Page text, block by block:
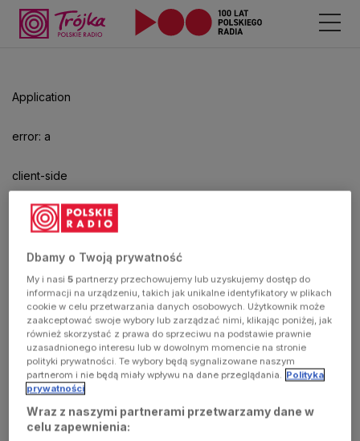
Application
error: a
client-side
exception
has
occurred
(see the
browser
console for
aby
odtwarzać.
Dbamy o Twoją prywatność
My i nasi5 partnerzy przechowujemy lub uzyskujemy dostęp do
informacji na urządzeniu, takich jak unikalne identyfikatory w plikach
cookie w celu przetwarzania danych osobowych. Użytkownik może
zaakceptować swoje wybory lub zarządzać nimi, klikając poniżej, jak
również skorzystać z prawa do sprzeciwu na podstawie prawnie
uzasadnionego interesu lub w dowolnym momencie na stronie
polityki prywatności. Te wybory będą sygnalizowane naszym
partnerom i nie będą miały wpływu na dane przeglądania. Polityka
prywatności
Wraz z naszymi partnerami przetwarzamy dane w
celu zapewnienia: